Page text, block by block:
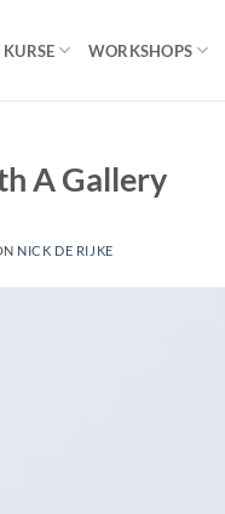
KURSE WORKSHOPS
A Gallery
NICK DE RIJKE